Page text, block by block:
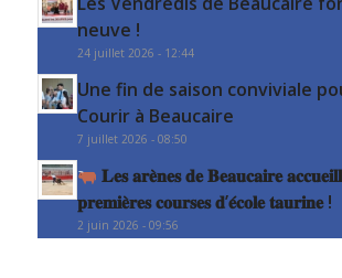
neuve !
24 juillet 2026 - 12:44
Une fin de saison conviviale
Courir à Beaucaire
7 juillet 2026 - 08:50
𝐋𝐞𝐬 𝐚𝐫𝐞̀𝐧𝐞𝐬 𝐝𝐞 𝐁𝐞𝐚𝐮𝐜𝐚𝐢𝐫𝐞
𝐩𝐫𝐞𝐦𝐢𝐞̀𝐫𝐞𝐬 𝐜𝐨𝐮𝐫𝐬𝐞𝐬 𝐝’𝐞́𝐜𝐨𝐥𝐞 𝐭𝐚𝐮𝐫𝐢𝐧𝐞 !
2 juin 2026 - 09:56